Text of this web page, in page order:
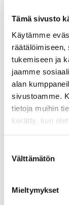
Tämä sivusto
Käytämme
räätälöimiseen,
tukemiseen ja
jaamme
alan
sivustoamme.
tietoja muihin
kerätty, kun
valinta
Välttämätön
Mieltymykset